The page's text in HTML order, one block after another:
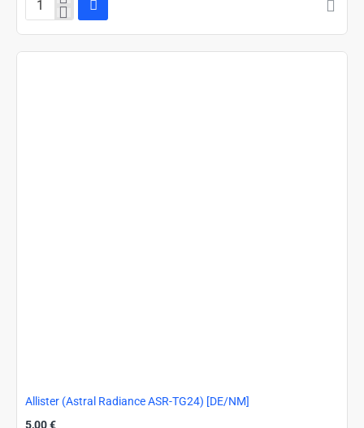
Alcremie
Heartbeat
Allister (Astral Radiance ASR-TG24) [DE/NM]
5,00 €